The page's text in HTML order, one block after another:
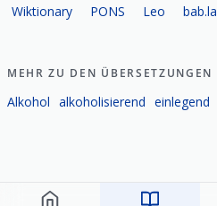
Wiktionary PONS Leo bab.la
MEHR ZU DEN ÜBERSETZUNGEN
Alkohol alkoholisierend einlegend